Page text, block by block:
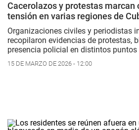
Cacerolazos y protestas marcan
tensión en varias regiones de
Organizaciones civiles y periodistas
recopilaron evidencias de protestas,
presencia policial en distintos puntos
15 DE MARZO DE 2026 - 12:00